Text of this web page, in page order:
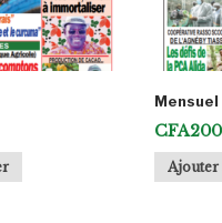
Mensuel
CFA
Ajouter